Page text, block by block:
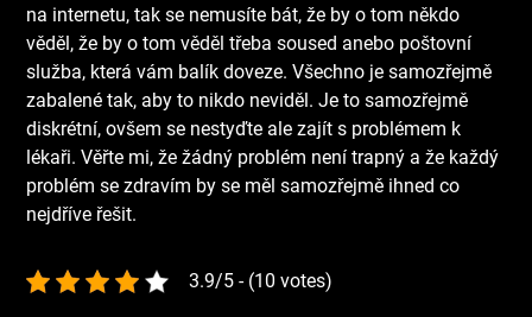
na internetu, tak se nemusíte bát, že by o tom někdo
věděl, že by o tom věděl třeba soused anebo poštovní
služba, která vám balík doveze. Všechno je samozřejmě
zabalené tak, aby to nikdo neviděl. Je to samozřejmě
diskrétní, ovšem se nestyďte ale zajít s problémem k
lékaři. Věřte mi, že žádný problém není trapný a že každý
problém se zdravím by se měl samozřejmě ihned co
nejdříve řešit.
3.9/5 - (10 votes)